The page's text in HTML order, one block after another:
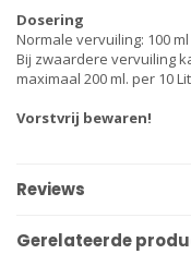
Dosering
Normale vervuiling: 100
Bij zwaardere vervuiling
maximaal 200 ml. per 10
Vorstvrij bewaren!
Reviews
Gerelateerde